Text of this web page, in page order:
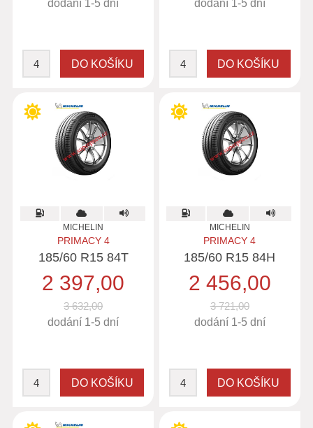
dodání 1-5 dní
dodání 1-5 dní
MICHELIN
PRIMACY 4
185/60 R15 84T
2 397,00
3 632,00
dodání 1-5 dní
MICHELIN
PRIMACY 4
185/60 R15 84H
2 456,00
3 721,00
dodání 1-5 dní